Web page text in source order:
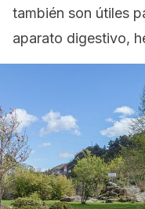
también son útiles
aparato digestivo,